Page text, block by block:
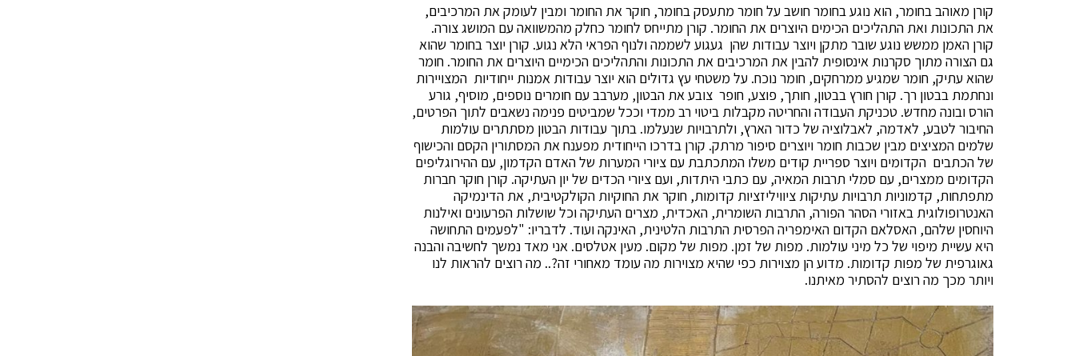
קורן מאוהב בחומר, הוא נוגע בחומר חושב על חומר מתעסק בחומר, חוקר את החומר ומבין לעומק את המרכיבים,
את התכונות ואת התהליכים הכימים היוצרים את החומר. קורן מתייחס לחומר כחלק מהמשוואה עם המושג צורה.
קורן האמן ממשש נוגע שובר מתקן ויוצר עבודות שהן געגוע לשממה ולנוף הפראי הלא נגוע. קורן יוצר בחומר שהוא
גם הצורה מתוך סקרנות אינסופית להבין את המרכיבים את התכונות והתהליכים הכימיים היוצרים את החומר. חומר
שהוא עתיק, חומר שמגיע ממרחקים, חומר נוכח. על משטחי עץ גדולים הוא יוצר עבודות אמנות ייחודיות המצויירות
ונחתמת בבטון רך. קורן חורץ בבטון, חותך, פוצע, חופר צובע את הבטון, מערבב עם חומרים נוספים, מוסיף, גורע
הורס ובונה מחדש. טכניקת העבודה והחריטה מקבלות ביטוי רב ממדי וככל שמביטים פנימה נשאבים לתוך הפרטים,
החיבור לטבע, לאדמה, לאבלוציה של כדור הארץ, ולתרבויות שנעלמו. בתוך עבודות הבטון מסתתרים עולמות
שלמים המציצים מבין שכבות חומר ויוצרים סיפור מרתק. קורן בדרכו הייחודית מפענח את המסתורין הקסם והכישוף
של הכתבים הקדומים ויוצר ספריית קודים משלו המתכתבת עם ציורי המערות של האדם הקדמון, עם ההירוגליפים
הקדומים ממצרים, עם סמלי תרבות המאיה, עם כתבי היתדות, ועם ציורי הכדים של יון העתיקה. קורן חוקר חברות
מתפתחות, קדמוניות תרבויות עתיקות ציוויליזציות קדומות, חוקר את החוקיות הקולקטיבית, את הדינמיקה
האנטרופולוגית באזורי הסהר הפורה, התרבות השומרית, האכדית, מצרים העתיקה וכל שושלות הפרעונים ואילנות
היוחסין שלהם, האסלאם הקדום האימפריה הפרסית התרבות הלטינית, האינקה ועוד. לדבריו: "לפעמים התחושה
היא עשיית מיפוי של כל מיני עולמות. מפות של זמן. מפות של מקום. מעין אטלסים. אני מאד נמשך לחשיבה והבנה
גאוגרפית של מפות קדומות. מדוע הן מצוירות כפי שהיא מצוירות מה עומד מאחורי זה?.. מה רוצים להראות לנו
ויותר מכך מה רוצים להסתיר מאיתנו.